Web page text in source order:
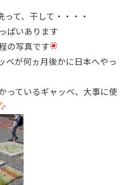
て、干して・・・・
ぱいあります
の写真です
ベが何ヵ月後かに日本へやっ
っているギャッベ、大事に使